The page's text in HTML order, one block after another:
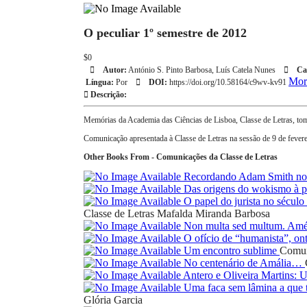
O peculiar 1º semestre de 2012
$0
Autor: António S. Pinto Barbosa, Luís Catela Nunes
Língua: Por DOI: https://doi.org/10.58164/c9wv-kv91
Descrição:
Memórias da Academia das Ciências de Lisboa, Classe de Letras,
Comunicação apresentada à Classe de Letras na sessão de 9 de
Other Books From - Comunicações da Classe de Letras
Recordando Adam Smith
Das origens do wokismo à
O papel do jurista no
Classe de Letras Mafalda Miranda Barbosa
Non multa sed multum.
O ofício de “humanista”,
Um encontro sublime
No centenário de Amália…
Antero e Oliveira Martins:
Uma faca sem lâmina a
Glória Garcia